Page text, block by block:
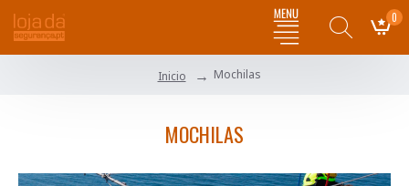
0
Inicio Mochilas
MOCHILAS